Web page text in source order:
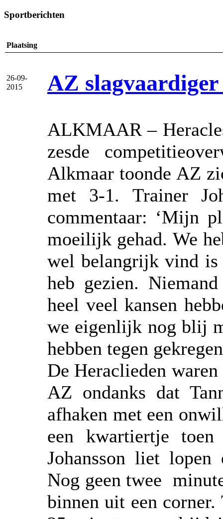
Sportberichten
Plaatsing
26-09-
2015
AZ
ALKMAAR –
zesde
Alkmaar toonde AZ
met 3-1. Trainer
commentaar: ‘Mijn
moeilijk gehad. We
wel belangrijk vind is
heb gezien.
heel veel kansen
we eigenlijk nog blij
hebben tegen
De Heraclieden
AZ ondanks dat
afhaken met een
een kwartiertje
Johansson liet
Nog geen twee
binnen uit een corner.